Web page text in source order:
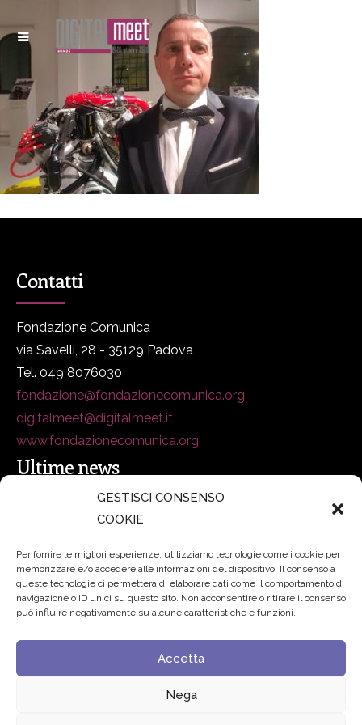
GESTISCI CONSENSO
COOKIE
Per fornire le migliori esperienze, utilizziamo tecnologie come i cookie per
memorizzare e/o accedere alle informazioni del dispositivo. Il consenso a
queste tecnologie ci permetterà di elaborare dati come il comportamento di
navigazione o ID unici su questo sito. Non acconsentire o ritirare il consenso
può influire negativamente su alcune caratteristiche e funzioni.
Accetta
Nega
Contatti
Fondazione Comunica
via Savelli, 28 - 35129 Padova
Tel. 049 8076030
fondazione@fondazionecomunica.org
digitalmeet@digitalmeet.it
www.fondazionecomunica.org
Ultime news
secsolutionforum 2026: è Bologna la nuova capitale
Padre Benanti: «Intelligenza artificiale? Contro i nuovi
algoritmi del potere serve una governance condivisa»
Edvance – Digital Education Hub Higher Education